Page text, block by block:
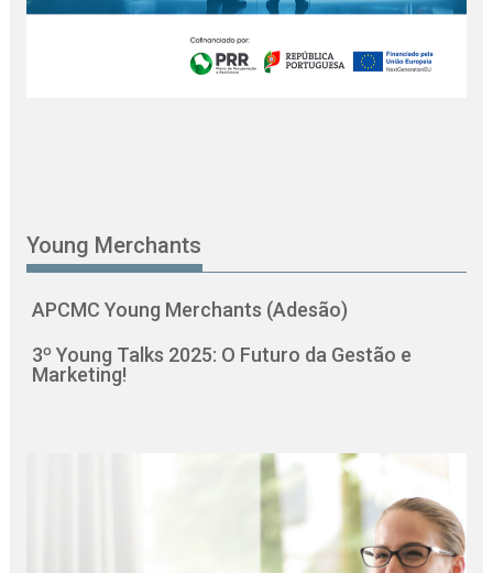
Young Merchants
APCMC Young Merchants (Adesão)
3º Young Talks 2025: O Futuro da Gestão e
Marketing!